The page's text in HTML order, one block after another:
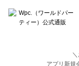
アプリ新規